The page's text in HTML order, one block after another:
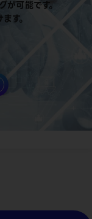
可能です。
す。